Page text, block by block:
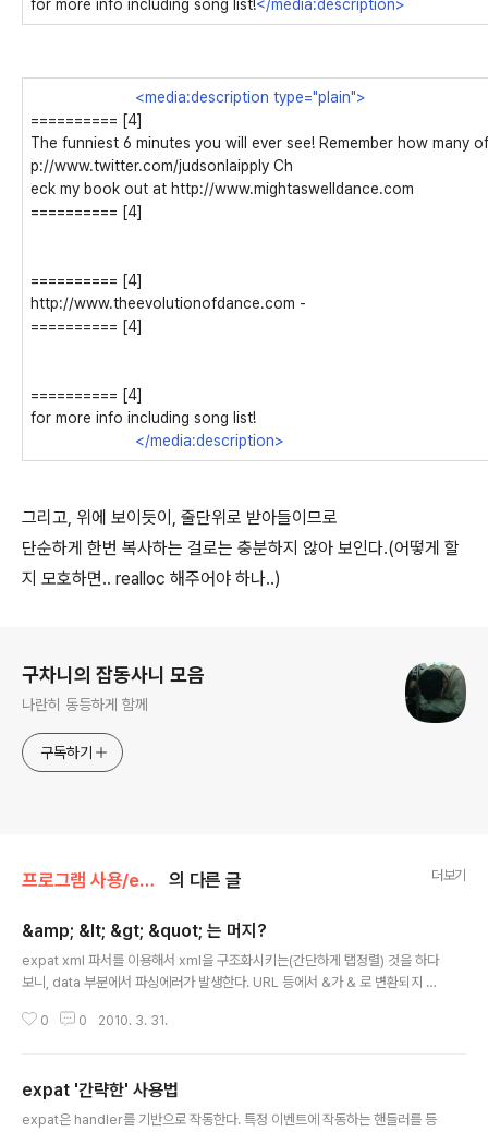
for more info including song list!</media:description>
<media:description type="plain">
========== [4]
The funniest 6 minutes you will ever see! Remember how many
p://www.twitter.com/judsonlaipply Ch
eck my book out at http://www.mightaswelldance.com
========== [4]
========== [4]
http://www.theevolutionofdance.com -
========== [4]
========== [4]
for more info including song list!
</media:description>
그리고, 위에 보이듯이, 줄단위로 받아들이므로
단순하게 한번 복사하는 걸로는 충분하지 않아 보인다.(어떻게 할
지 모호하면.. realloc 해주어야 하나..)
구차니의 잡동사니 모음
나란히 동등하게 함께
구독하기
프로그램 사용/expat & XML 의 다른 글 더보기
&amp; &lt; &gt; &quot; 는 머지?
expat xml 파서를 이용해서 xml을 구조화시키는(간단하게 탭정렬) 것을 하다
보니, data 부분에서 파싱에러가 발생한다. URL 등에서 &가 & 로 변환되지 않
at의 기본샘플 프로그램(?)인 xmlwf.c의 내용을 보니 별도로 이러한 특수문자
a; for (; len > 0; --len, ++s) { switch (*s) { case T('&'): fputts(T
("&"), fp); break; case..
0 0 2010. 3. 31.
expat '간략한' 사용법
expat은 handler를 기반으로 작동한다. 특정 이벤트에 작동하는 핸들러를 등